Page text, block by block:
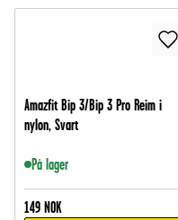
Amazfit Bip 3/Bip 3 Pro Reim i
nylon, Svart
På lager
149 NOK